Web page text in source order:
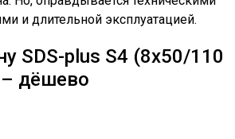
и длительной эксплуатацией.
SDS-plus S4 (8х50/110
дёшево